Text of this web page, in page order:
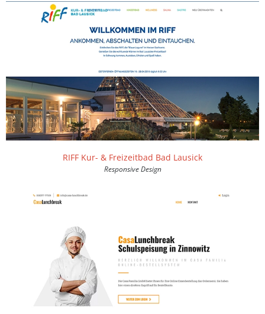
RIFF Kur- & Freizeitbad Bad Lausick
Responsive Design